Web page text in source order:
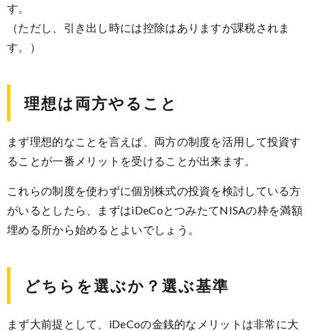
す。
（ただし、引き出し時には控除はありますが課税されま
す。）
理想は両方やること
まず理想的なことを言えば、両方の制度を活用して投資す
ることが一番メリットを受けることが出来ます。
これらの制度を使わずに個別株式の投資を検討している方
がいるとしたら、まずはiDeCoとつみたてNISAの枠を満額
埋める所から始めるとよいでしょう。
どちらを選ぶか？選ぶ基準
まず大前提として、iDeCoの金銭的なメリットは非常に大